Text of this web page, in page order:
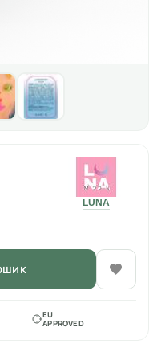
LUNA
EU
APPROVED